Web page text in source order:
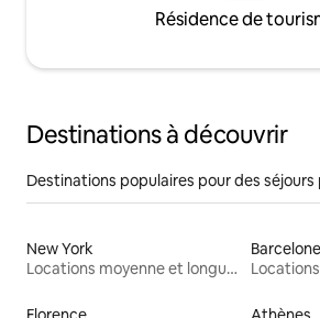
Résidence de
Destinations à découvrir
Destinations populaires pour des séjours
New York
Locations moyenne et longue durée
Barcelone